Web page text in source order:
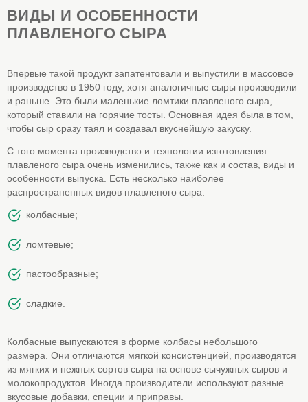
ВИДЫ И ОСОБЕННОСТИ
ПЛАВЛЕНОГО СЫРА
Впервые такой продукт запатентовали и выпустили в массовое
производство в 1950 году, хотя аналогичные сыры производили
и раньше. Это были маленькие ломтики плавленого сыра,
который ставили на горячие тосты. Основная идея была в том,
чтобы сыр сразу таял и создавал вкуснейшую закуску.
С того момента производство и технологии изготовления
плавленого сыра очень изменились, также как и состав, виды и
особенности выпуска. Есть несколько наиболее
распространенных видов плавленого сыра:
колбасные;
ломтевые;
пастообразные;
сладкие.
Колбасные выпускаются в форме колбасы небольшого
размера. Они отличаются мягкой консистенцией, производятся
из мягких и нежных сортов сыра на основе сычужных сыров и
молокопродуктов. Иногда производители используют разные
вкусовые добавки, специи и приправы.